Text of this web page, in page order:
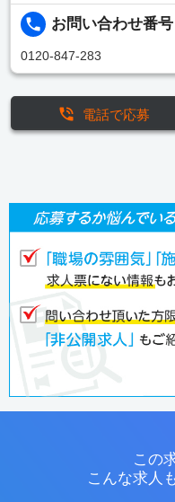
お問い合わせ番号
0120-847-283
電話で応募
この
こんな求人